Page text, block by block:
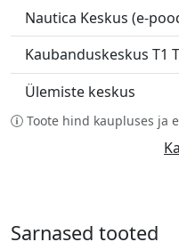
Nautica Keskus (e-
Kaubanduskeskus T1
Ülemiste keskus
Toote hind kaupluses ja
Sarnased tooted